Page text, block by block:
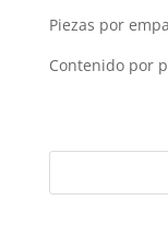
Piezas por
Contenido por